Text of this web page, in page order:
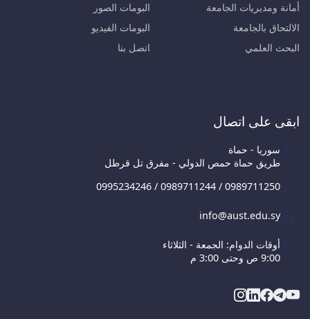
أمانة ومديريات الجامعة
الالتحاق بالجامعة
البحث العلمي
البومات الصور
البومات الفيديو
اتصل بنا
ابقى على اتصال
سوريا - حماة
طريق حماة حمص الدولي - مفرق تل قرطل
0995234246 / 0989711244 / 0989711250
info@aust.edu.sy
أوقات الدوام: الجمعة - الثلاثاء
9:00 ص وحتى 3:00 م